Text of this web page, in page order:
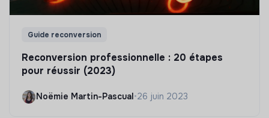
Guide reconversion
Reconversion professionnelle : 20 étapes
pour réussir (2023)
Noëmie Martin-Pascual •26 juin 2023